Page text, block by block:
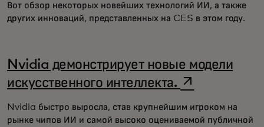
Вот обзор некоторых новейших технологий ИИ, а также
других инноваций, представленных на CES в этом году.
Nvidia демонстрирует новые модели
искусственного интеллекта. opens in a
Nvidia быстро выросла, став крупнейшим игроком на
рынке чипов ИИ и самой высоко оцениваемой публичной